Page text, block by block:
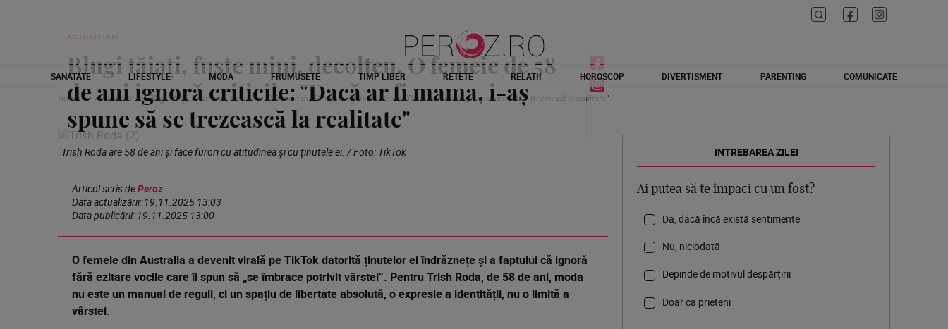
SANATATE LIFESTYLE MODA FRUMUSETE TIMP LIBER RETETE RELATII HOROSCOP DIVERTISMENT PARENTING
COMUNICATE
Home
Actualitate Blugi tăiați, fuste mini, decolteu. O femeie de 58 de ani ignoră criticile: "Dacă ar fi mama, i-aș spune să se trezească la realitate"
ACTUALITATE
Trish Roda are 58 de ani și face furori cu atitudinea și cu ținutele ei. / Foto: TikTok
Blugi tăiați, fuste mini, decolteu. O femeie de 58
de ani ignoră criticile: "Dacă ar fi mama, i-aș
spune să se trezească la realitate"
Articol scris dePeroz
Data actualizării: 19.11.2025 13:03
Data publicării: 19.11.2025 13:00
O femeie din Australia a devenit virală pe TikTok datorită ținutelor ei îndrăznețe și a faptului că ignoră
fără ezitare vocile care îi spun să „se îmbrace potrivit vârstei”. Pentru Trish Roda, de 58 de ani, moda
nu este un manual de reguli, ci un spațiu de libertate absolută, o expresie a identității, nu o limită a
vârstei.
INTREBAREA ZILEI
Ai putea să te împaci cu un fost?
Da, dacă încă există sentimente
Nu, niciodată
Depinde de motivul despărțirii
Doar ca prieteni